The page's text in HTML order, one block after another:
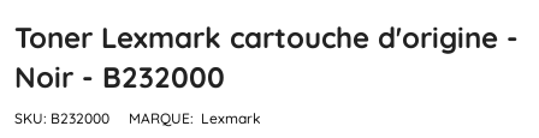
Toner Lexmark cartouche d'origine -
Noir - B232000
SKU: B232000 MARQUE: Lexmark